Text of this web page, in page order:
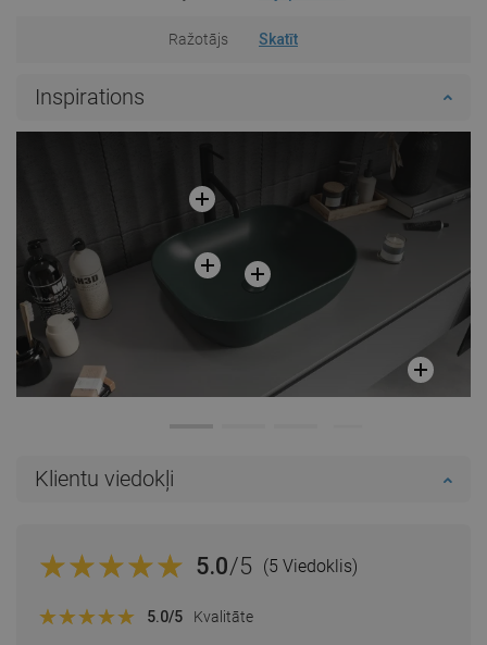
Ražotājs Skatīt
Inspirations
Klientu viedokļi
5.0/5 (5 Viedoklis)
5.0/5 Kvalitāte